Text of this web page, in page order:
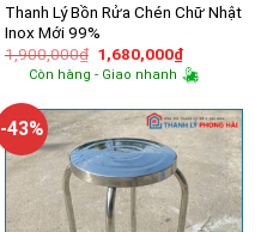
Thanh Lý Bồn Rửa Chén Chữ Nhật
Inox Mới 99%
1,900,000₫ Giá
gốc
là:
1,680,000₫Giá
hiện
tại
Còn hàng - Giao nhanh
-43%